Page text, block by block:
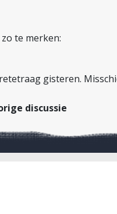
te merken:
gisteren.
discussie